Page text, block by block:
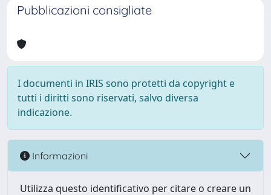
Pubblicazioni consigliate
I documenti in IRIS sono protetti da copyright e
tutti i diritti sono riservati, salvo diversa
indicazione.
Informazioni
Utilizza questo identificativo per citare o creare un